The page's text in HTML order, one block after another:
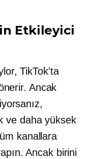
Etkileyici
TikTok'ta
Ancak
ve daha yüksek
kanallara
Ancak birini